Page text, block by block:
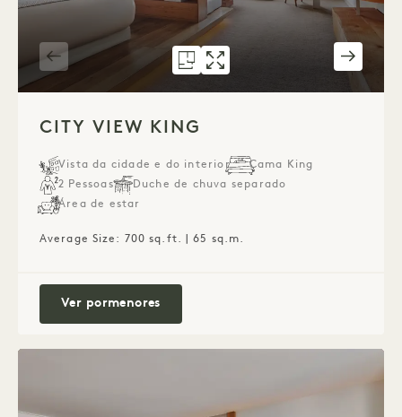
PLANTA 1262 CITY VIEW KING
GALERIA 1262 CITY VIEW
CITY VIEW KING
Vista da cidade e do interior
Cama King
2 Pessoas
Duche de chuva separado
Área de estar
Average Size: 700 sq.ft. | 65 sq.m.
Ver pormenoresCity View King